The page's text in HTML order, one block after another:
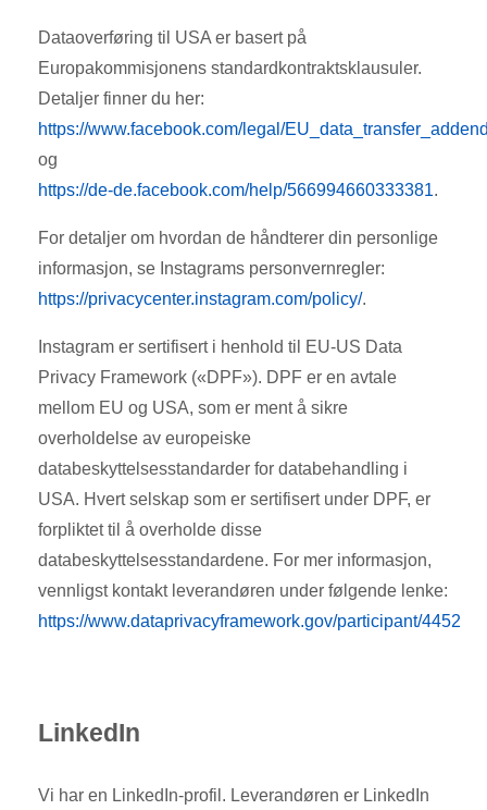
Dataoverføring til USA er basert på
Europakommisjonens standardkontraktsklausuler.
Detaljer finner du her:
https://www.facebook.com/legal/
og
https://de-de.facebook.com/help/566994660333381.
For detaljer om hvordan de håndterer din personlige
informasjon, se Instagrams personvernregler:
https://privacycenter.instagram.com/policy/.
Instagram er sertifisert i henhold til EU-US Data
Privacy Framework («DPF»). DPF er en avtale
mellom EU og USA, som er ment å sikre
overholdelse av europeiske
databeskyttelsesstandarder for databehandling i
USA. Hvert selskap som er sertifisert under DPF, er
forpliktet til å overholde disse
databeskyttelsesstandardene. For mer informasjon,
vennligst kontakt leverandøren under følgende lenke:
https://www.dataprivacyframework.gov/participant/4452
LinkedIn
Vi har en LinkedIn-profil. Leverandøren er LinkedIn